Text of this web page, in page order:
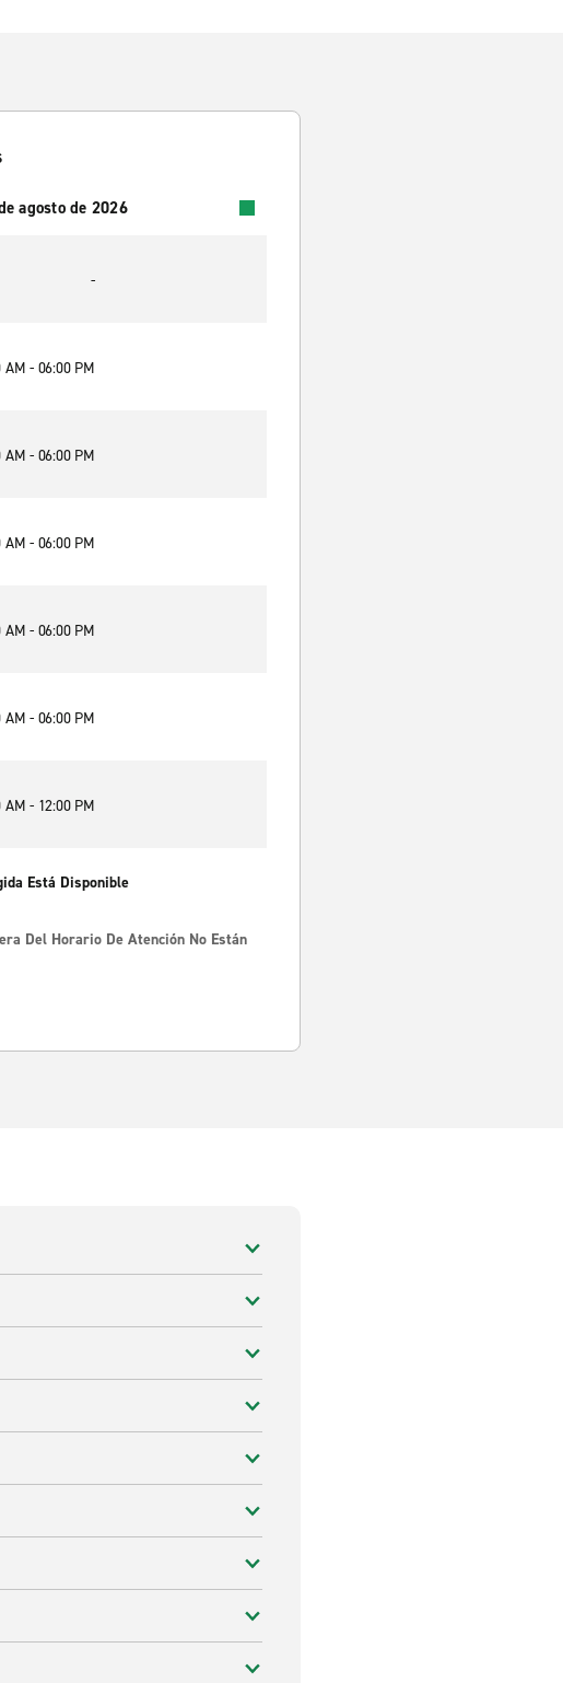
agosto de 2026
-
AM - 06:00 PM
AM - 06:00 PM
AM - 06:00 PM
AM - 06:00 PM
AM - 06:00 PM
AM - 12:00 PM
Está Disponible
Del Horario De Atención No Están